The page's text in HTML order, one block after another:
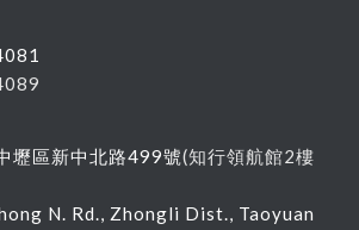
壢區新中北路499號(知行領航館2樓
N. Rd., Zhongli Dist., Taoyuan